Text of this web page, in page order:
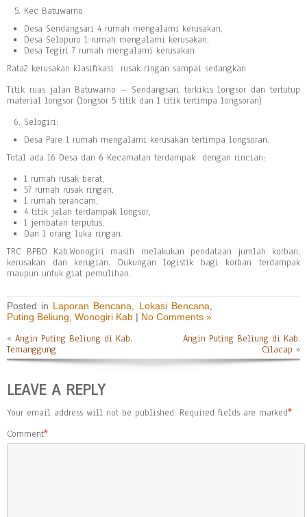
Kec Batuwarno
Desa Sendangsari 4 rumah mengalami kerusakan,
Desa Selopuro 1 rumah mengalami kerusakan,
Desa Tegiri 7 rumah mengalami kerusakan
Rata2 kerusakan klasifikasi rusak ringan sampai sedangkan
Titik ruas jalan Batuwarno – Sendangsari terkikis longsor dan tertutup
material longsor (longsor 5 titik dan 1 titik tertimpa longsoran)
Selogiri:
Desa Pare 1 rumah mengalami kerusakan tertimpa longsoran.
Total ada 16 Desa dan 6 Kecamatan terdampak dengan rincian:
1 rumah rusak berat,
57 rumah rusak ringan,
1 rumah terancam,
4 titik jalan terdampak longsor,
1 jembatan terputus,
Dan 1 orang luka ringan.
TRC BPBD Kab.Wonogiri masih melakukan pendataan jumlah korban,
kerusakan dan kerugian. Dukungan logistik bagi korban terdampak
maupun untuk giat pemulihan.
Posted in Laporan Bencana Lokasi Bencana
Puting Beliung Wonogiri Kab | No Comments »
« Angin Puting Beliung di Kab.
Temanggung
Angin Puting Beliung di Kab.
Cilacap »
LEAVE A REPLY
Your email address will not be published. Required fields are marked*
Comment*